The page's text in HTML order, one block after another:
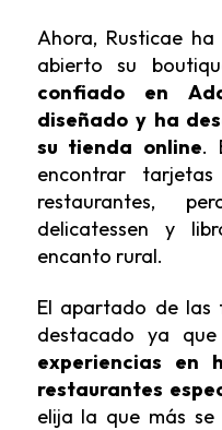
Ahora, Rusticae
abierto su
confiado en
diseñado y ha
su tienda online.
encontrar
restaurantes,
delicatessen y
encanto rural.
El apartado de las
destacado ya
experiencias en
restaurantes
elija la que más